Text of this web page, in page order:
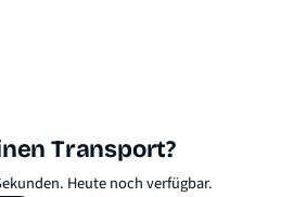
Transport?
Heute noch verfügbar.